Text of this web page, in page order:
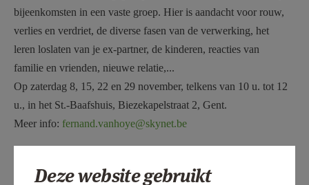
bijeenkomsten in een vaste groep. Hier is aandacht voor rouw,
verlies en verdriet, de diverse fasen van de verwerking, het
leren loslaten van je ex-partner, de kinderen, reacties van
familie en vrienden, nieuwe relatie,...
Op zaterdag 8, 15, 22 en 29 november, telkens van 10 u. tot 12
u., in het St.-Baafshuis, Biezekapelstraat 2, Gent.
Meer info: fernand.vanhoye@skynet.be
* Er is eenabdijweekendvan 24 tot 26 april 2026 in de abdij
Deze website gebruikt